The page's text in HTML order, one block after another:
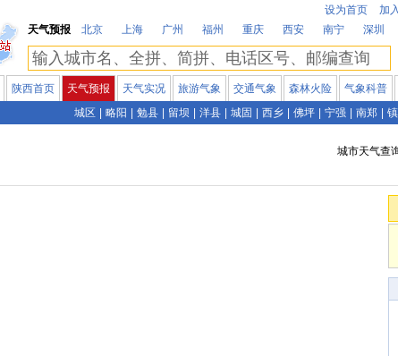
设为首页 加
天气预报
北京 上海 广州 福州 重庆 西安 南宁 深圳
陕西首页 天气预报 天气实况 旅游气象 交通气象 森林火险 气象科普
城区
略阳 勉县 留坝 洋县 城固 西乡 佛坪 宁强 南郑
城市天气查